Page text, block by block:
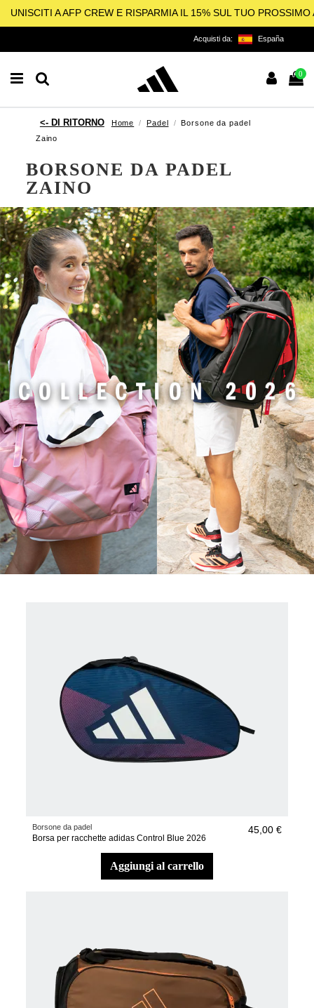
UNISCITI A AFP CREW E RISPARMIA IL 15% SUL TUO PROSSIMO
Acquisti da: España
0
Home Padel
Borsone da padel
Zaino
BORSONE DA PADEL
ZAINO
Borsone da padel
Borsa per racchette adidas Control Blue 2026
45,00 €
aggiungi al carrello